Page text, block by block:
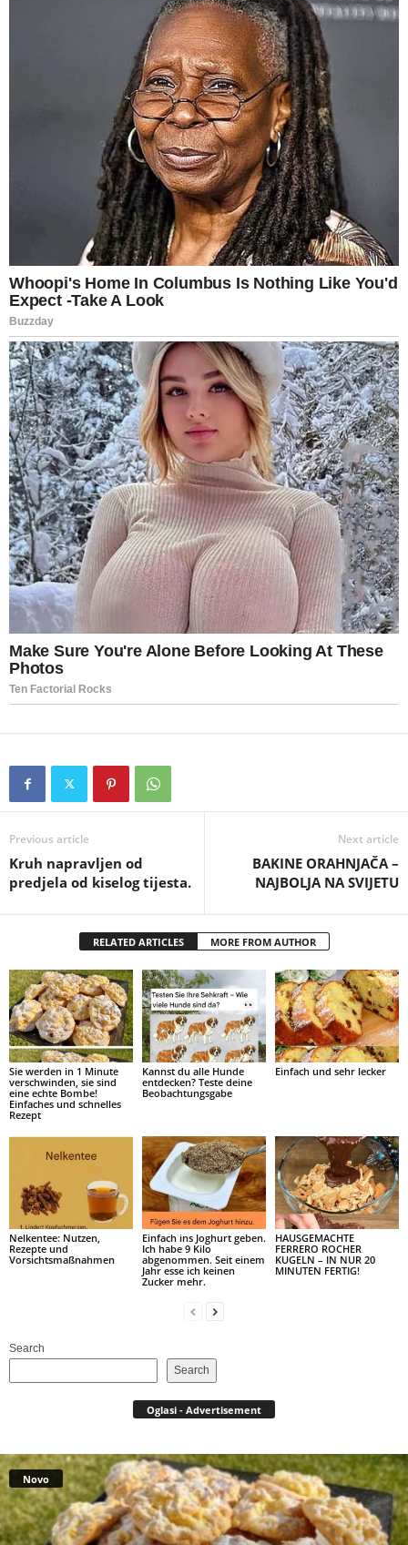
Previous article
Kruh napravljen od
predjela od kiselog tijesta.
Next article
BAKINE ORAHNJAČA –
NAJBOLJA NA SVIJETU
RELATED ARTICLES MORE FROM AUTHOR
Sie werden in 1 Minute
verschwinden, sie sind
eine echte Bombe!
Einfaches und schnelles
Rezept
Kannst du alle Hunde
entdecken? Teste deine
Beobachtungsgabe
Einfach und sehr lecker
Nelkentee: Nutzen,
Rezepte und
Vorsichtsmaßnahmen
Einfach ins Joghurt geben.
Ich habe 9 Kilo
abgenommen. Seit einem
Jahr esse ich keinen
Zucker mehr.
HAUSGEMACHTE
FERRERO ROCHER
KUGELN – IN NUR 20
MINUTEN FERTIG!
Search
Search
Oglasi - Advertisement
Novo